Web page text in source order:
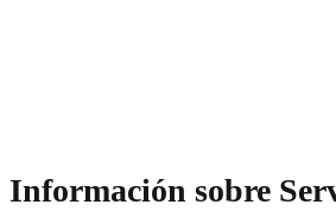
Información sobre